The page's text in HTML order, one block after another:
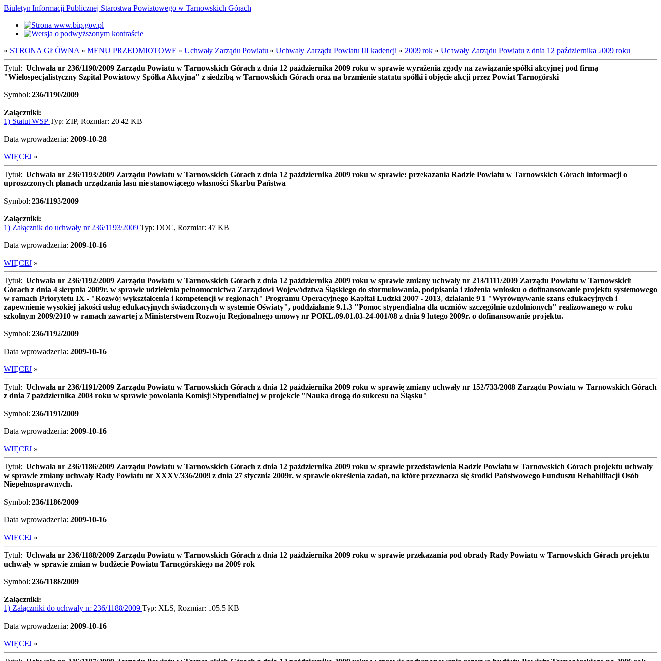
Biuletyn Informacji Publicznej Starostwa Powiatowego w Tarnowskich Górach
» STRONA GŁÓWNA » MENU PRZEDMIOTOWE » Uchwały Zarządu Powiatu » Uchwały Zarządu Powiatu III kadencji » 2009 rok » Uchwały Zarządu Powiatu z dnia 12 października 2009 roku
Tytuł: Uchwała nr 236/1190/2009 Zarządu Powiatu w Tarnowskich Górach z dnia 12 października 2009 roku w sprawie wyrażenia zgody na zawiązanie spółki akcyjnej pod firmą
"Wielospecjalistyczny Szpital Powiatowy Spółka Akcyjna" z siedzibą w Tarnowskich Górach oraz na brzmienie statutu spółki i objęcie akcji przez Powiat Tarnogórski
Symbol: 236/1190/2009
Załączniki:
1) Statut WSPTyp: ZIP, Rozmiar: 20.42 KB
Data wprowadzenia: 2009-10-28
WIĘCEJ »
Tytuł: Uchwała nr 236/1193/2009 Zarządu Powiatu w Tarnowskich Górach z dnia 12 października 2009 roku w sprawie: przekazania Radzie Powiatu w Tarnowskich Górach informacji o
uproszczonych planach urządzania lasu nie stanowiącego własności Skarbu Państwa
Symbol: 236/1193/2009
Załączniki:
1) Załącznik do uchwały nr 236/1193/2009 Typ: DOC, Rozmiar: 47 KB
Data wprowadzenia: 2009-10-16
WIĘCEJ »
Tytuł: Uchwała nr 236/1192/2009 Zarządu Powiatu w Tarnowskich Górach z dnia 12 października 2009 roku w sprawie zmiany uchwały nr 218/1111/2009 Zarządu Powiatu w Tarnowskich
Górach z dnia 4 sierpnia 2009r. w sprawie udzielenia pełnomocnictwa Zarządowi Województwa Śląskiego do sformułowania, podpisania i złożenia wniosku o dofinansowanie projektu systemowego
w ramach Priorytetu IX - "Rozwój wykształcenia i kompetencji w regionach" Programu Operacyjnego Kapitał Ludzki 2007 - 2013, działanie 9.1 "Wyrównywanie szans edukacyjnych i
zapewnienie wysokiej jakości usług edukacyjnych świadczonych w systemie Oświaty", poddziałanie 9.1.3 "Pomoc stypendialna dla uczniów szczególnie uzdolnionych" realizowanego w roku
szkolnym 2009/2010 w ramach zawartej z Ministerstwem Rozwoju Regionalnego umowy nr POKL.09.01.03-24-001/08 z dnia 9 lutego 2009r. o dofinansowanie projektu.
Symbol: 236/1192/2009
Data wprowadzenia: 2009-10-16
WIĘCEJ »
Tytuł: Uchwała nr 236/1191/2009 Zarządu Powiatu w Tarnowskich Górach z dnia 12 października 2009 roku w sprawie zmiany uchwały nr 152/733/2008 Zarządu Powiatu w Tarnowskich Górach
z dnia 7 października 2008 roku w sprawie powołania Komisji Stypendialnej w projekcie "Nauka drogą do sukcesu na Śląsku"
Symbol: 236/1191/2009
Data wprowadzenia: 2009-10-16
WIĘCEJ »
Tytuł: Uchwała nr 236/1186/2009 Zarządu Powiatu w Tarnowskich Górach z dnia 12 października 2009 roku w sprawie przedstawienia Radzie Powiatu w Tarnowskich Górach projektu uchwały
w sprawie zmiany uchwały Rady Powiatu nr XXXV/336/2009 z dnia 27 stycznia 2009r. w sprawie określenia zadań, na które przeznacza się środki Państwowego Funduszu Rehabilitacji Osób
Niepełnosprawnych.
Symbol: 236/1186/2009
Data wprowadzenia: 2009-10-16
WIĘCEJ »
Tytuł: Uchwała nr 236/1188/2009 Zarządu Powiatu w Tarnowskich Górach z dnia 12 października 2009 roku w sprawie przekazania pod obrady Rady Powiatu w Tarnowskich Górach projektu
uchwały w sprawie zmian w budżecie Powiatu Tarnogórskiego na 2009 rok
Symbol: 236/1188/2009
Załączniki:
1) Załączniki do uchwały nr 236/1188/2009 Typ: XLS, Rozmiar: 105.5 KB
Data wprowadzenia: 2009-10-16
WIĘCEJ »